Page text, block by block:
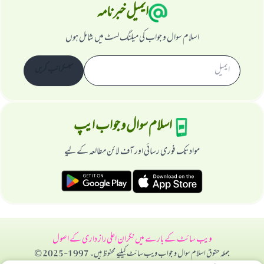
ایمیل خبرنامہ
اسلام سوال و جواب کی میلنگ لسٹ میں شامل ہوں
اسلام سوال و جواب ایپ
مواد تک فوری رسائی اور آف لائن مطالعہ کے لیے
ویب سائٹ کے بارے میںنگران اعلیراز داری کے اصول
جملہ حقوق اسلام سوال و جواب ویب سائٹ کیلیے محفوظ ہیں۔ 1997-2025 ©